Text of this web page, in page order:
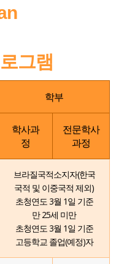
그램
학부
학사과
정
전문학사
과정
브라질국적소지자(한국
국적 및 이중국적 제외)
초청연도 3월 1일 기준
만 25세 미만
초청연도 3월 1일 기준
고등학교 졸업(예정)자